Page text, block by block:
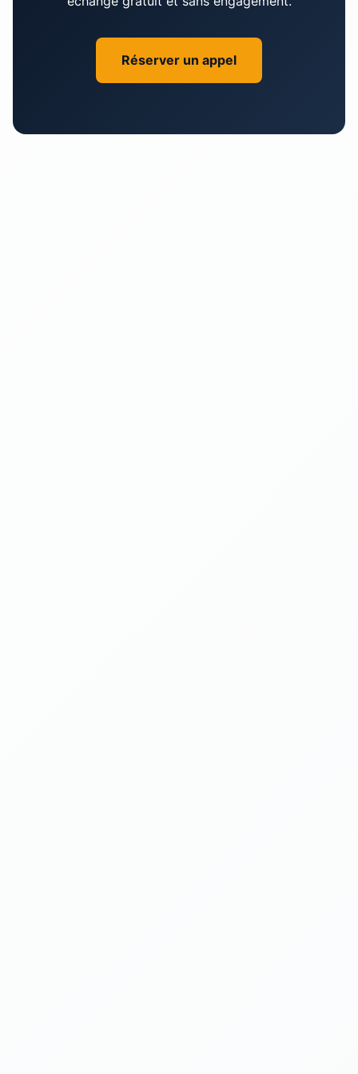
chances que nous travaillions ensemble!
Réserver un appel